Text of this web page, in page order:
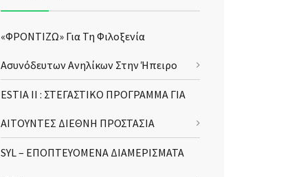
«ΦΡΟΝΤΙΖΩ» Για Τη Φιλοξενία
Ασυνόδευτων Ανηλίκων Στην Ήπειρο
ESTIA II : ΣΤΕΓΑΣΤΙΚΟ ΠΡΟΓΡΑΜΜΑ ΓΙΑ
ΑΙΤΟΥΝΤΕΣ ΔΙΕΘΝΗ ΠΡΟΣΤΑΣΙΑ
SYL – ΕΠΟΠΤΕΥΟΜΕΝΑ ΔΙΑΜΕΡΙΣΜΑΤΑ